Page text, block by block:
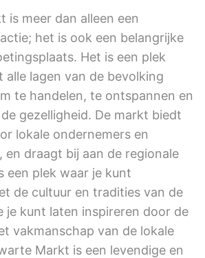
is meer dan alleen een
het is ook een belangrijke
Het is een plek
alle lagen van de bevolking
te handelen, te ontspannen en
gezelligheid. De markt biedt
lokale ondernemers en
en draagt bij aan de regionale
een plek waar je kunt
de cultuur en tradities van de
je kunt laten inspireren door de
vakmanschap van de lokale
Markt is een levendige en